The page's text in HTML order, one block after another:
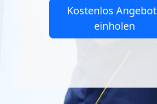
Kostenlos
einholen